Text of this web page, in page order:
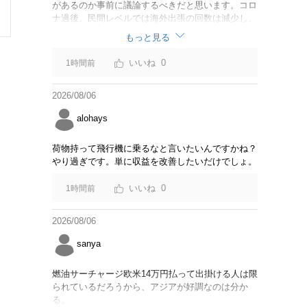
があるのか事前に議論するべきだと思います。コロ
ナ過後、民間レベルでは海外出張の回数は減少し、
リモートでやり取りするのが普通になっています
し。貴重な税金を使うなら費用対効果をキチンと周
知してからにして下さい。
もっと見る
1時間前 0
2026/08/06
alohays
荷物持って飛行機に乗るなと言いたいんですかね？
やり過ぎです。単に収益を改善したいだけでしょ。
1時間前 0
2026/08/06
sanya
燃油サーチャージ欧米14万円払って出掛ける人は限
られているだろうから、アジアが好調なのは分か
る。